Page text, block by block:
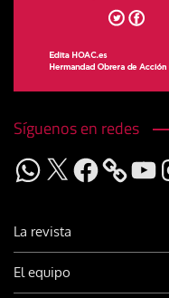
Síguenos en redes
WhatsApp
X Facebook
La revista
El equipo